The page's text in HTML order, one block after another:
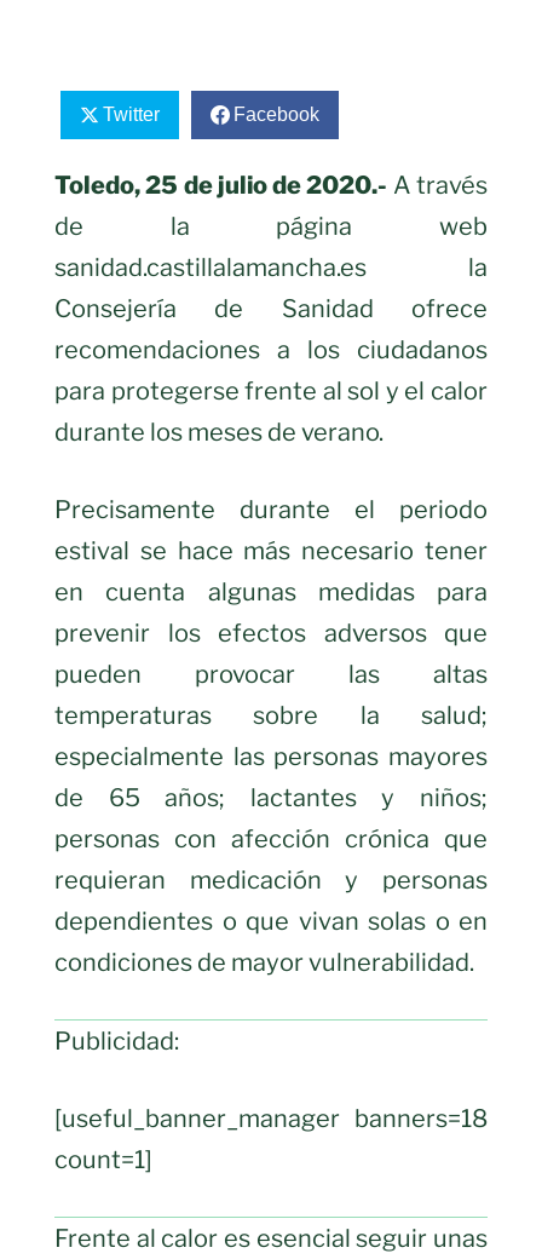
Twitter Facebook
Toledo, 25 de julio de 2020.- A través
de la página web
sanidad.castillalamancha.es la
Consejería de Sanidad ofrece
recomendaciones a los ciudadanos
para protegerse frente al sol y el calor
durante los meses de verano.
Precisamente durante el periodo
estival se hace más necesario tener
en cuenta algunas medidas para
prevenir los efectos adversos que
pueden provocar las altas
temperaturas sobre la salud;
especialmente las personas mayores
de 65 años; lactantes y niños;
personas con afección crónica que
requieran medicación y personas
dependientes o que vivan solas o en
condiciones de mayor vulnerabilidad.
Publicidad:
[useful_banner_manager banners=18
count=1]
Frente al calor es esencial seguir unas